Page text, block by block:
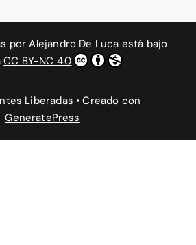
porAlejandro De Luca está bajo
CC BY-NC 4.0
Liberadas • Creado con
GeneratePress